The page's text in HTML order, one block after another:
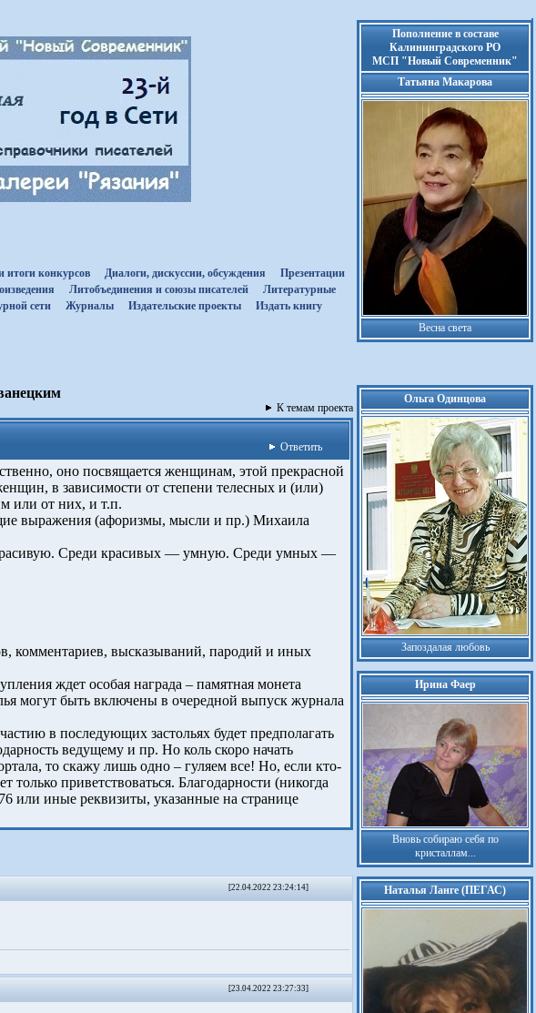
итоги конкурсов Диалоги, дискуссии, обсуждения
Презентации
Литобъединения и союзы писателей
Литературные
сети Журналы Издательские проекты Издать книгу
Пополнение в составе
Калининградского РО
МСП "Новый Современник"
Татьяна Макарова
Весна света
К темам проекта
Ответить
оно посвящается женщинам, этой прекрасной
в зависимости от степени телесных и (или)
или от них, и т.п.
выражения (афоризмы, мысли и пр.) Михаила
Среди красивых — умную. Среди умных —
комментариев, высказываний, пародий и иных
ждет особая награда – памятная монета
быть включены в очередной выпуск журнала
в последующих застольях будет предполагать
ведущему и пр. Но коль скоро начать
то скажу лишь одно – гуляем все! Но, если кто-
только приветствоваться. Благодарности (никогда
или иные реквизиты, указанные на странице
[22.04.2022 23:24:14]
[23.04.2022 23:27:33]
Ольга Одинцова
Запоздалая любовь
Ирина Фаер
Вновь собираю себя по
кристаллам...
Наталья Ланге (ПЕГАС)